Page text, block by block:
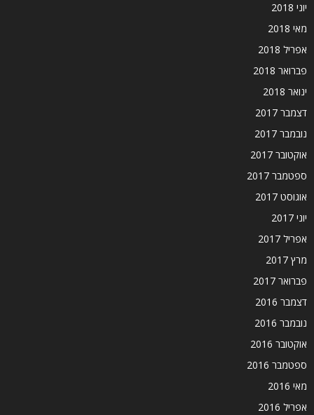
יוני 2018
מאי 2018
אפריל 2018
פברואר 2018
ינואר 2018
דצמבר 2017
נובמבר 2017
אוקטובר 2017
ספטמבר 2017
אוגוסט 2017
יוני 2017
אפריל 2017
מרץ 2017
פברואר 2017
דצמבר 2016
נובמבר 2016
אוקטובר 2016
ספטמבר 2016
מאי 2016
אפריל 2016